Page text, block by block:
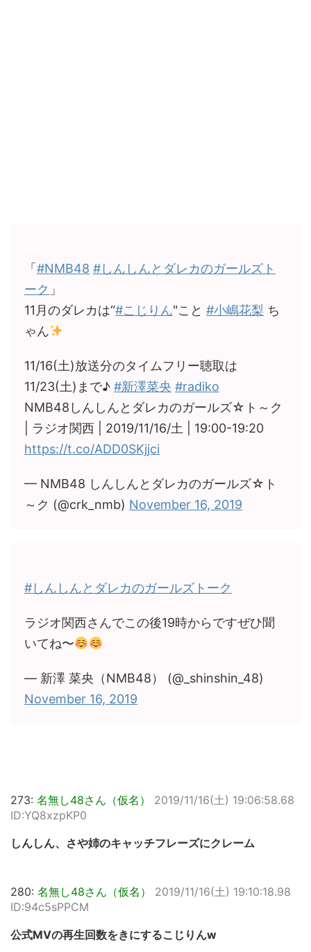
「 #NMB48 #しんしんとダレカのガールズト
ーク 」
11月のダレカは“#こじりん"こと #小嶋花梨 ち
ゃん
11/16(土)放送分のタイムフリー聴取は
11/23(土)まで♪ #新澤菜央 #radiko
NMB48しんしんとダレカのガールズ☆ト～ク
| ラジオ関西 | 2019/11/16/土 | 19:00-19:20
https://t.co/ADD0SKjjci
— NMB48 しんしんとダレカのガールズ☆ト
～ク (@crk_nmb) November 16, 2019
#しんしんとダレカのガールズトーク
ラジオ関西さんでこの後19時からですぜひ聞
いてね〜
— 新澤 菜央（NMB48） (@_shinshin_48)
November 16, 2019
273: 名無し48さん（仮名） 2019/11/16(土) 19:06:58.68
ID:YQ8xzpKP0
しんしん、さや姉のキャッチフレーズにクレーム
280: 名無し48さん（仮名） 2019/11/16(土) 19:10:18.98
ID:94c5sPPCM
公式MVの再生回数をきにするこじりんw